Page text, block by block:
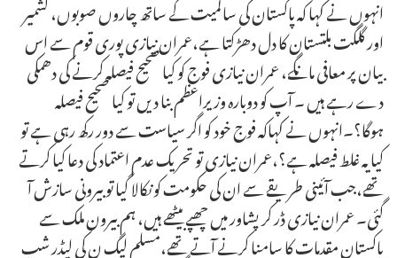
انہوں نے کہا کہ پاکستان کی سالمیت کے ساتھ چاروں صوبوں، کشمیر
اور گلگت بلتستان کا دل دھڑکتا ہے،عمران نیازی پوری قوم سے اس
بیان پر معافی مانگے، عمران نیازی فوج کو کیا صحیح فیصلہ کرنے کی دھمکی
دے رہے ہیں ۔ آپ کو دوبارہ وزیراعظم بنا دیں تو کیا صحیح فیصلہ
ہوگا؟۔انہوں نے کہاکہ فوج خود کو اگر سیاست سے دور رکھ رہی ہے تو
کیا یہ غلط فیصلہ ہے؟،عمران نیازی تو تحریک عدم اعتماد کی دعا کیا کرتے
تھے،جب آئینی طریقے سے ان کی حکومت کو نکالا گیا تو بیرونی سازش آ
گئی۔ عمران نیازی ڈر کر پشاور میں چھپے بیٹھے ہیں، ہم بیرون ملک سے
پاکستان مقدمات کا سامنا کرنے آتے تھے،مسلم لیگ ن کی لیڈر شپ